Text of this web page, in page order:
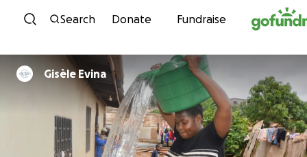
Skip to content
Search Donate Fundraise
Gisèle Evina